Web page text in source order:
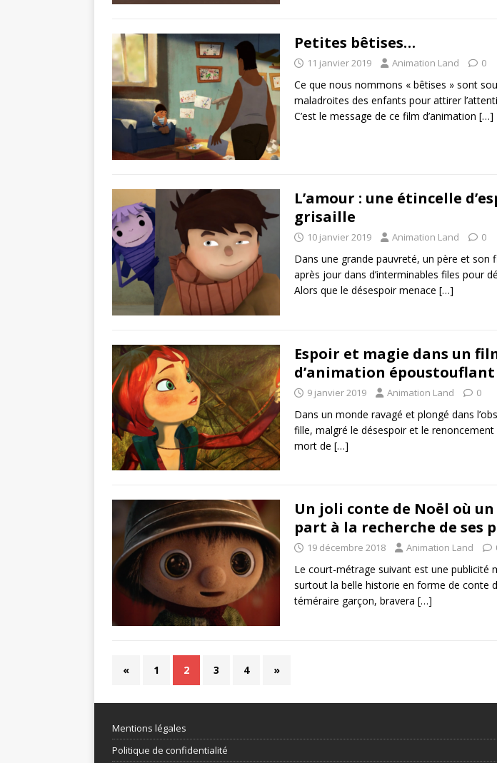
Petites bêtises…
11 janvier 2019 Animation Land 0
Ce que nous nommons « bêtises » sont
maladroites des enfants pour attirer
C’est le message de ce film d’animation […]
L’amour : une étincelle
grisaille
10 janvier 2019 Animation Land 0
Dans une grande pauvreté, un père et son
après jour dans d’interminables files pour
Alors que le désespoir menace […]
Espoir et magie dans un
d’animation époustouflant
9 janvier 2019 Animation Land 0
Dans un monde ravagé et plongé dans
fille, malgré le désespoir et le
mort de […]
Un joli conte de Noël où
part à la recherche de ses
19 décembre 2018 Animation Land
Le court-métrage suivant est une publicité
surtout la belle historie en forme de conte
téméraire garçon, bravera […]
« 1 2 3 4 »
Mentions légales
Politique de confidentialité